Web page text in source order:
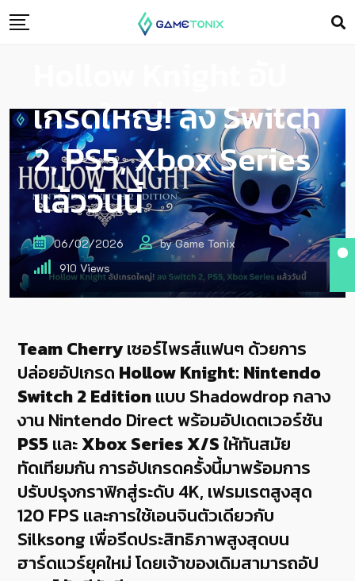
เกรดใหญ่! ลง Switch
2, PS5, Xbox Series
แล้ววันนี้
06/02/2026 byGame Tonix
910 Views
Team Cherryเซอร์ไพรส์แฟนๆ ด้วยการ
ปล่อยอัปเกรด Hollow Knight: Nintendo
Switch 2 Editionแบบ Shadowdrop กลาง
งาน Nintendo Direct พร้อมอัปเดตเวอร์ชัน
PS5และXbox Series X/Sให้ทันสมัย
ทัดเทียมกัน การอัปเกรดครั้งนี้มาพร้อมการ
ปรับปรุงกราฟิกสู่ระดับ 4K, เฟรมเรตสูงสุด
120 FPS และการใช้เอนจินตัวเดียวกับ
Silksong เพื่อรีดประสิทธิภาพสูงสุดบน
ฮาร์ดแวร์ยุคใหม่ โดยเจ้าของเดิมสามารถอัป